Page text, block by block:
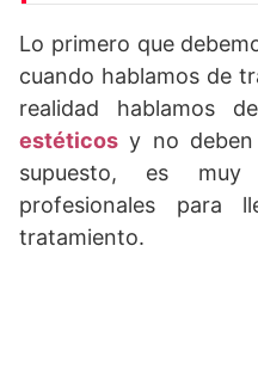
Lo primero que
cuando hablamos de
realidad hablamos
estéticos y no
supuesto, es
profesionales para
tratamiento.